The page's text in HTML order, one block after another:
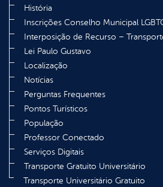
História
Inscrições Conselho Municipal
Interposição de Recurso –
Lei Paulo Gustavo
Localização
Notícias
Perguntas Frequentes
Pontos Turísticos
População
Professor Conectado
Serviços Digitais
Transporte Gratuito Universitário
Transporte Universitário Gratuito